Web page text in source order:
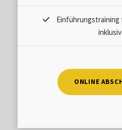
Einführungstraining
ONLINE